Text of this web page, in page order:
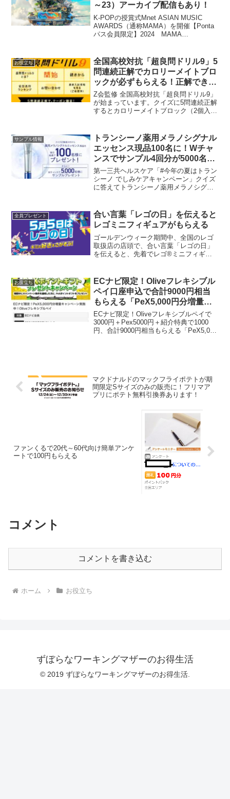
～23）アーカイブ配信もあり！
K-POPの授賞式Mnet ASIAN MUSIC
AWARDS（通称MAMA）を開催【Ponta
パス会員限定】2024 MAMA
もあり！ 2024年1...
お役立ち
全国高校対抗「超良問ドリル9」5
問連続正解でカロリーメイトブロ
ックが必ずもらえる！正解できな
い人は見てください
Z会監修 全国高校対抗「超良問ドリル9」
が始まっています。クイズに5問連続正解
するとカロリーメイトブロック（2個入
して、賞品ゲットしました。超良問ドリ
ル9ヒントを参考...
サンプル情報
トランシーノ薬用メラノシグナル
エッセンス現品100名に！Wチャ
ンスでサンプル4回分が5000名に
当たる
第一三共ヘルスケア「#今年の夏はトラン
シーノ でしみケアキャンペーン」クイズ
に答えてトランシーノ薬用メラノシグナ
れた方から抽選で5,000名様に、同商品の
サンプル（...
全員プレゼント
合い言葉「レゴの日」を伝えると
レゴミニフィギュアがもらえる
ゴールデンウィーク期間中、全国のレゴ
取扱店の店頭で、合い言葉「レゴの日」
を伝えると、先着でレゴ®ミニフィギュ
ボルト ※玩具取り扱い店舗のみコジマ ※
レゴブロッ...
お役立ち
ECナビ限定！Oliveフレキシブル
ペイ口座申込で合計9000円相当
もらえる「PeX5,000円分増量キ
ャンペーン中！」紹介あり
ECナビ限定！Oliveフレキシブルペイで
3000円＋Pex5000円＋紹介特典で1000
円、合計9000円相当もらえる「PeX5,000
マクドナルドのマックフライポテトが期
間限定Sサイズのみの販売に！フリマア
プリにポテト無料引換券あります！
ファンくるで20代～60代向け簡単アンケ
ートで100円もらえる
コメント
コメントを書き込む
ホーム お役立ち
ずぼらなワーキングマザーのお得生活
© 2019 ずぼらなワーキングマザーのお得生活.